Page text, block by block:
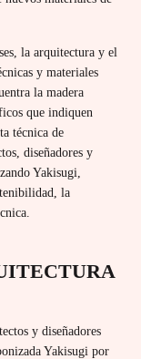
la arquitectura y el
y materiales
la madera
que indiquen
técnica de
diseñadores y
Yakisugi,
la
y diseñadores
Yakisugi por